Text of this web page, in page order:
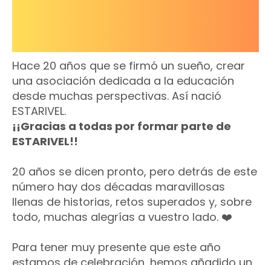
Hace 20 años que se firmó un sueño, crear
una asociación dedicada a la educación
desde muchas perspectivas. Así nació
ESTARIVEL.
¡¡Gracias a todas por formar parte de
ESTARIVEL!!
20 años se dicen pronto, pero detrás de este
número hay dos décadas maravillosas
llenas de historias, retos superados y, sobre
todo, muchas alegrías a vuestro lado. ❤️
Para tener muy presente que este año